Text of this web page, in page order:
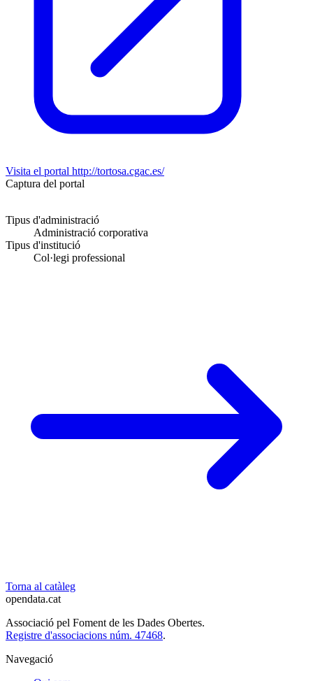
Visita el portal http://tortosa.cgac.es/
Captura del portal
Tipus d'administració
Administració corporativa
Tipus d'institució
Col·legi professional
Torna al catàleg
opendata.cat
Associació pel Foment de les Dades Obertes.
Registre d'associacions núm. 47468.
Navegació